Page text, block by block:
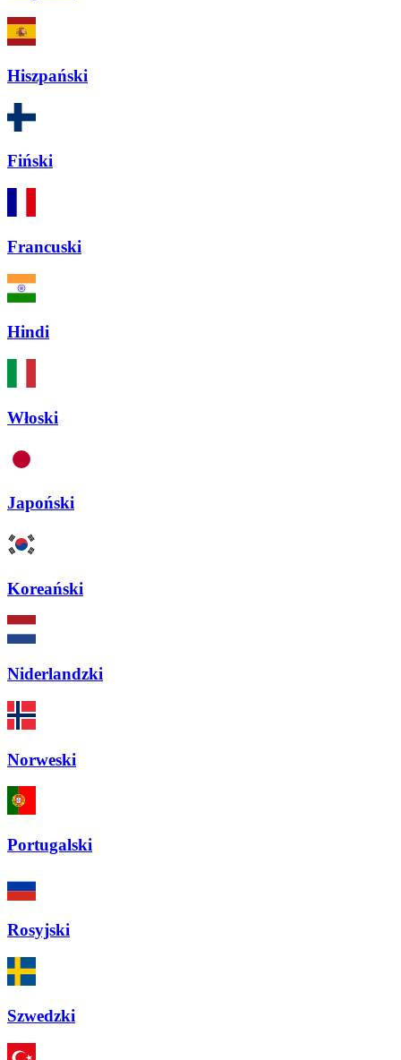
Hiszpański
Fiński
Francuski
Hindi
Włoski
Japoński
Koreański
Niderlandzki
Norweski
Portugalski
Rosyjski
Szwedzki